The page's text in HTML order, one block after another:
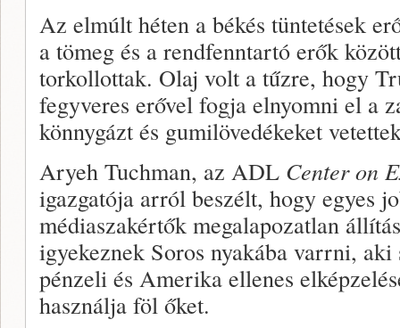
Az elmúlt héten a békés tüntetések
a tömeg és a rendfenntartó erők
torkollottak. Olaj volt a tűzre, hogy
fegyveres erővel fogja elnyomni el a
könnygázt és gumilövedékeket
Aryeh Tuchman, az ADL Center on
igazgatója arról beszélt, hogy egyes
médiaszakértők megalapozatlan
igyekeznek Soros nyakába varrni,
pénzeli és Amerika ellenes
használja föl őket.